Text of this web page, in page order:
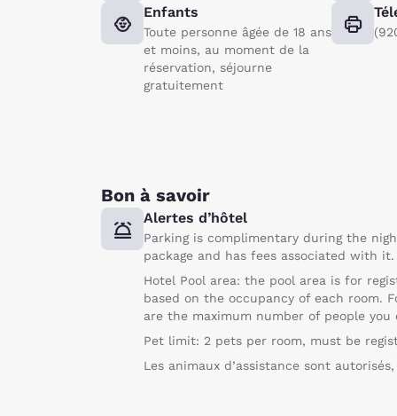
Enfants
Toute personne âgée de 18 ans
et moins, au moment de la
réservation, séjourne
gratuitement
Bon à savoir
Alertes d’hôtel
Parking is complimentary during the
package and has fees associated with
Hotel Pool area: the pool area is for
based on the occupancy of each room.
are the maximum number of people
Pet limit: 2 pets per room, must be
Les animaux d’assistance sont